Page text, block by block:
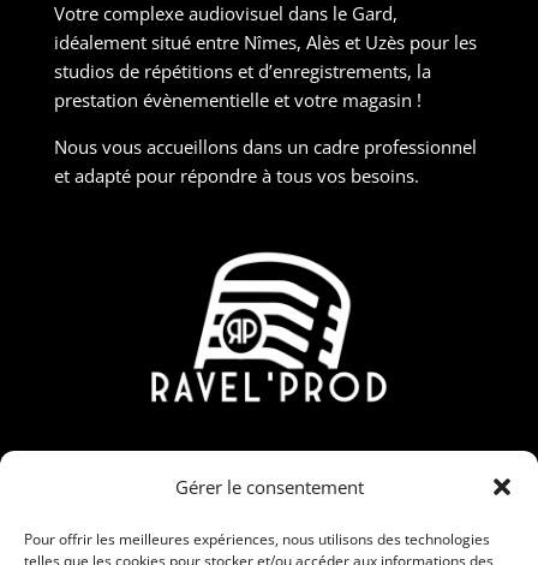
Gérer le consentement
Pour offrir les meilleures expériences, nous utilisons des technologies
telles que les cookies pour stocker et/ou accéder aux informations des
Votre complexe audiovisuel dans le Gard,
idéalement situé entre Nîmes, Alès et Uzès pour les
studios de répétitions et d’enregistrements, la
prestation évènementielle et votre magasin !
Nous vous accueillons dans un cadre professionnel
et adapté pour répondre à tous vos besoins.
Saint-Chaptes